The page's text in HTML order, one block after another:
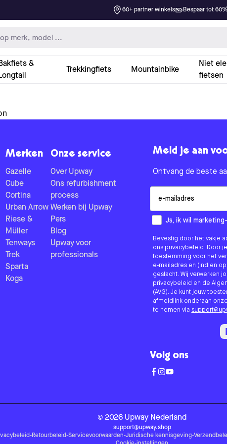
60+ partner winkels Bespaar tot
Bakfiets &
Longtail
Trekkingfiets Mountainbike
Niet
fietsen
Merken
Gazelle
Cube
Cortina
Urban Arrow
Riese &
Müller
Tenways
Trek
Sparta
Koga
Onze service
Over Upway
Ons refurbishment
process
Werken bij Upway
Pers
Blog
Upway voor
professionals
Meld je aan
Ontvang de beste
How would you like
Ja, ik wil
Bevestig door het vakje
ons privacybeleid. Door
toestemming voor het
e-mailadres en (indien
geslacht. Wij verwerken
privacybeleid en de
(AVG). Je kunt jouw
afmeldlink onderaan
te nemen via
Volg ons
© 2026 Upway Nederland
support@upway.shop
-Retourbeleid-Servicevoorwaarden-Juridische kennisgeving-